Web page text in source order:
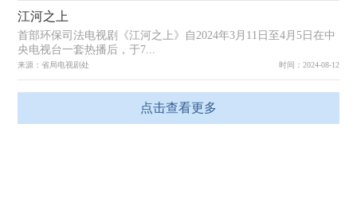
江河之上
首部环保司法电视剧《江河之上》自2024年3月11日至4月5日在中
央电视台一套热播后，于7...
来源：省局电视剧处 时间：2024-08-12
点击查看更多